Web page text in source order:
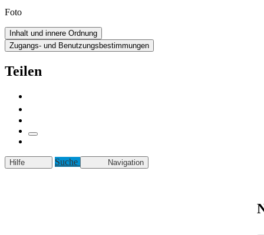
Foto
Inhalt und innere Ordnung
Zugangs- und Benutzungsbestimmungen
Teilen
Hilfe Suche Navigation